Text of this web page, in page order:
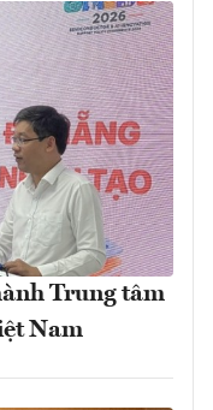
Trung tâm
Nam